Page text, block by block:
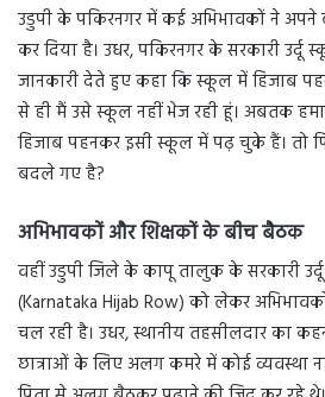
उडुपी के पकिरनगर में कई अभिभावकों ने
कर दिया है। उधर, पकिरनगर के सरकारी उर्दू
जानकारी देते हुए कहा कि स्कूल में हिजाब
से ही मैं उसे स्कूल नहीं भेज रही हूं। अबतक
हिजाब पहनकर इसी स्कूल में पढ़ चुके हैं। तो
बदले गए है?
अभिभावकों और शिक्षकों के बीच बैठक
वहीं उडुपी जिले के कापू तालुक के सरकारी
(Karnataka Hijab Row) को लेकर
चल रही है। उधर, स्थानीय तहसीलदार का
छात्राओं के लिए अलग कमरे में कोई व्यवस्था